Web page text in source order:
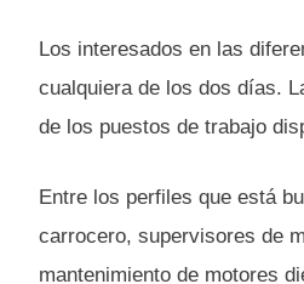
Los interesados en las
cualquiera de los dos días.
de los puestos de trabajo
Entre los perfiles que está
carrocero, supervisores de
mantenimiento de motores